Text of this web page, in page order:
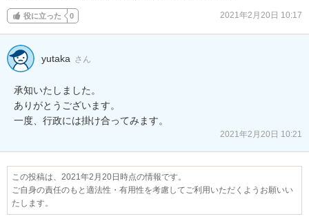
役に立った 0 2021年2月20日 10:17
yutaka さん
承知いたしました。
ありがとうございます。
一度、行政には掛け合ってみます。
2021年2月20日 10:21
この投稿は、2021年2月20日時点の情報です。
ご自身の責任のもと適法性・有用性を考慮してご利用いただくようお願いい
たします。